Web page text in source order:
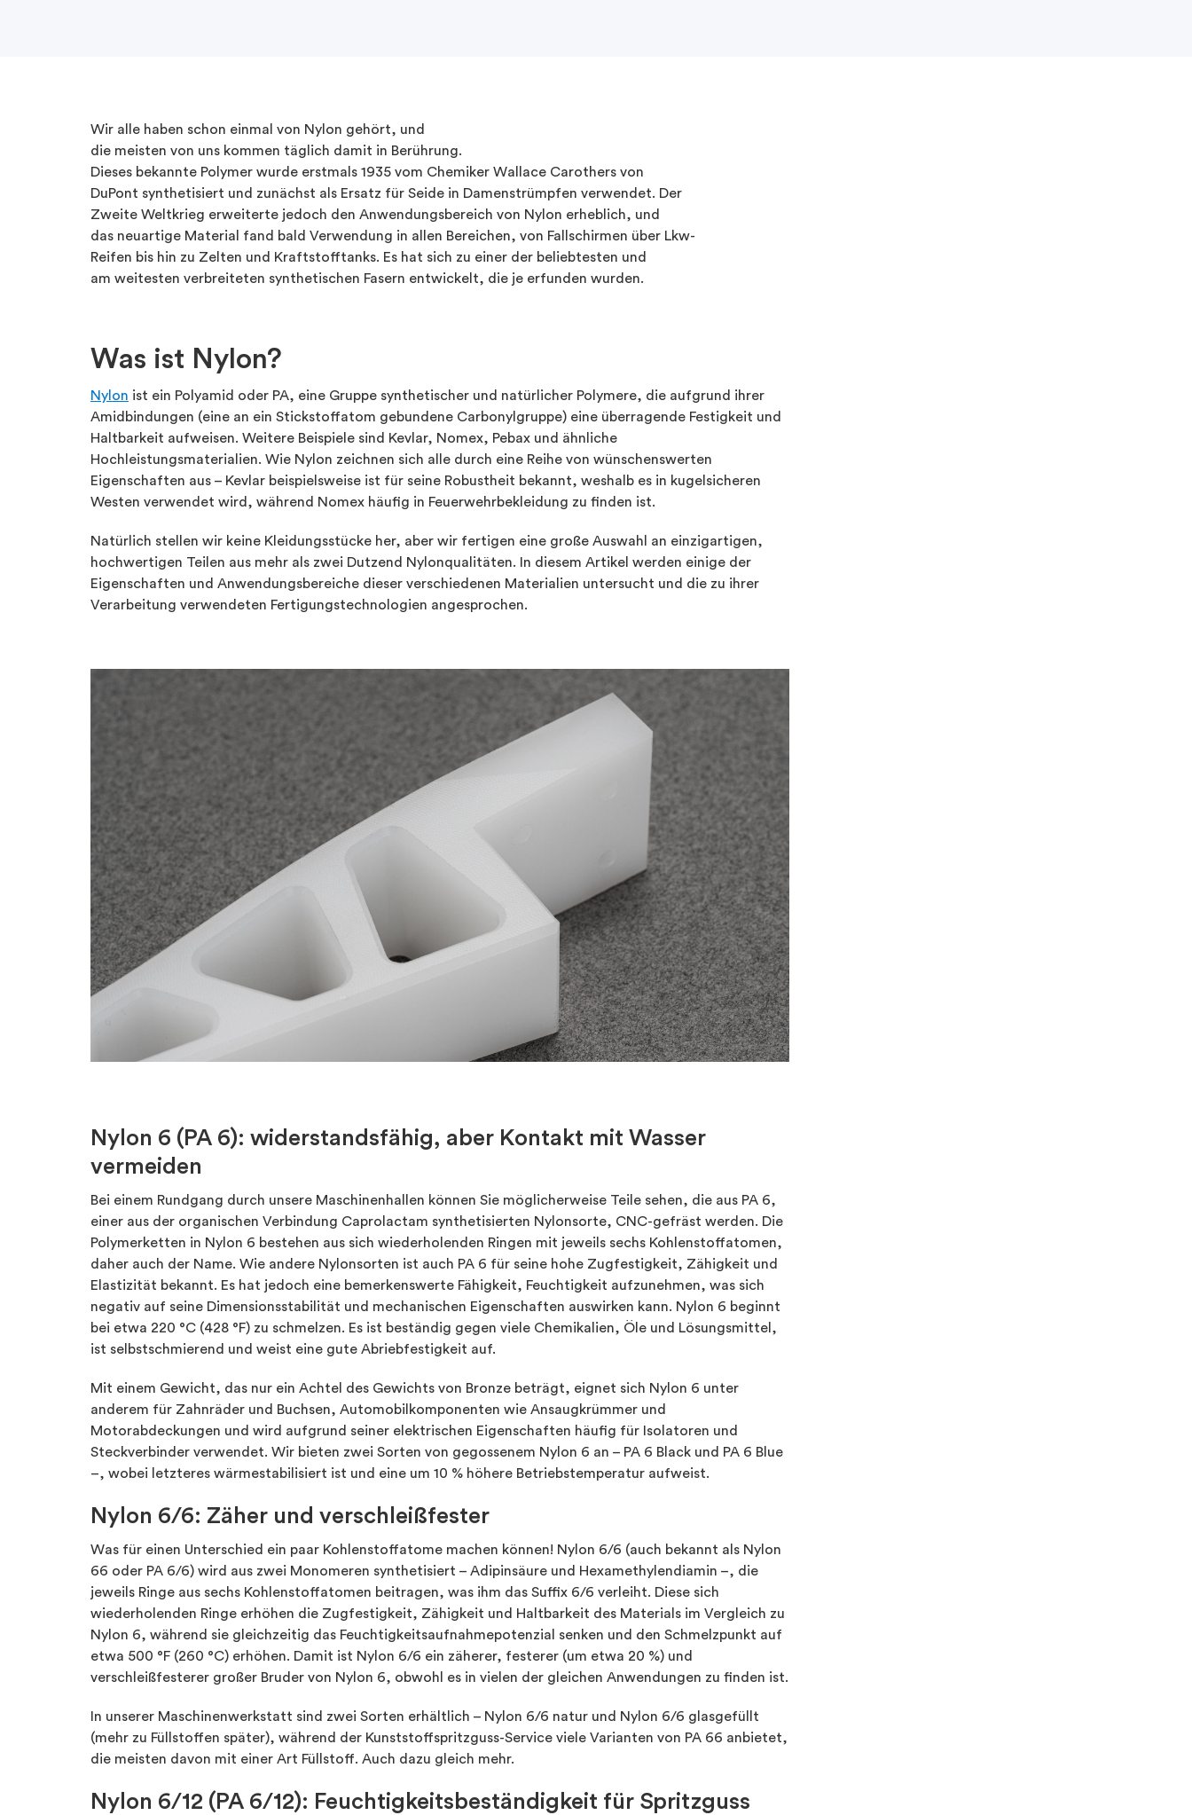
Wir alle haben schon einmal von Nylon gehört, und
die meisten von uns kommen täglich damit in Berührung.
Dieses bekannte Polymer wurde erstmals 1935 vom Chemiker Wallace Carothers von
DuPont synthetisiert und zunächst als Ersatz für Seide in Damenstrümpfen verwendet. Der
Zweite Weltkrieg erweiterte jedoch den Anwendungsbereich von Nylon erheblich, und
das neuartige Material fand bald Verwendung in allen Bereichen, von Fallschirmen über Lkw-
Reifen bis hin zu Zelten und Kraftstofftanks. Es hat sich zu einer der beliebtesten und
am weitesten verbreiteten synthetischen Fasern entwickelt, die je erfunden wurden.
Was ist Nylon?
Nylon ist ein Polyamid oder PA, eine Gruppe synthetischer und natürlicher Polymere, die aufgrund ihrer
Amidbindungen (eine an ein Stickstoffatom gebundene Carbonylgruppe) eine überragende Festigkeit und
Haltbarkeit aufweisen. Weitere Beispiele sind Kevlar, Nomex, Pebax und ähnliche
Hochleistungsmaterialien. Wie Nylon zeichnen sich alle durch eine Reihe von wünschenswerten
Eigenschaften aus – Kevlar beispielsweise ist für seine Robustheit bekannt, weshalb es in kugelsicheren
Westen verwendet wird, während Nomex häufig in Feuerwehrbekleidung zu finden ist.
Natürlich stellen wir keine Kleidungsstücke her, aber wir fertigen eine große Auswahl an einzigartigen,
hochwertigen Teilen aus mehr als zwei Dutzend Nylonqualitäten. In diesem Artikel werden einige der
Eigenschaften und Anwendungsbereiche dieser verschiedenen Materialien untersucht und die zu ihrer
Verarbeitung verwendeten Fertigungstechnologien angesprochen.
Nylon 6 (PA 6): widerstandsfähig, aber Kontakt mit Wasser
vermeiden
Bei einem Rundgang durch unsere Maschinenhallen können Sie möglicherweise Teile sehen, die aus PA 6,
einer aus der organischen Verbindung Caprolactam synthetisierten Nylonsorte, CNC-gefräst werden. Die
Polymerketten in Nylon 6 bestehen aus sich wiederholenden Ringen mit jeweils sechs Kohlenstoffatomen,
daher auch der Name. Wie andere Nylonsorten ist auch PA 6 für seine hohe Zugfestigkeit, Zähigkeit und
Elastizität bekannt. Es hat jedoch eine bemerkenswerte Fähigkeit, Feuchtigkeit aufzunehmen, was sich
negativ auf seine Dimensionsstabilität und mechanischen Eigenschaften auswirken kann. Nylon 6 beginnt
bei etwa 220 °C (428 °F) zu schmelzen. Es ist beständig gegen viele Chemikalien, Öle und Lösungsmittel,
ist selbstschmierend und weist eine gute Abriebfestigkeit auf.
Mit einem Gewicht, das nur ein Achtel des Gewichts von Bronze beträgt, eignet sich Nylon 6 unter
anderem für Zahnräder und Buchsen, Automobilkomponenten wie Ansaugkrümmer und
Motorabdeckungen und wird aufgrund seiner elektrischen Eigenschaften häufig für Isolatoren und
Steckverbinder verwendet. Wir bieten zwei Sorten von gegossenem Nylon 6 an – PA 6 Black und PA 6 Blue
–, wobei letzteres wärmestabilisiert ist und eine um 10 % höhere Betriebstemperatur aufweist.
Nylon 6/6: Zäher und verschleißfester
Was für einen Unterschied ein paar Kohlenstoffatome machen können! Nylon 6/6 (auch bekannt als Nylon
66 oder PA 6/6) wird aus zwei Monomeren synthetisiert – Adipinsäure und Hexamethylendiamin –, die
jeweils Ringe aus sechs Kohlenstoffatomen beitragen, was ihm das Suffix 6/6 verleiht. Diese sich
wiederholenden Ringe erhöhen die Zugfestigkeit, Zähigkeit und Haltbarkeit des Materials im Vergleich zu
Nylon 6, während sie gleichzeitig das Feuchtigkeitsaufnahmepotenzial senken und den Schmelzpunkt auf
etwa 500 °F (260 °C) erhöhen. Damit ist Nylon 6/6 ein zäherer, festerer (um etwa 20 %) und
verschleißfesterer großer Bruder von Nylon 6, obwohl es in vielen der gleichen Anwendungen zu finden ist.
In unserer Maschinenwerkstatt sind zwei Sorten erhältlich – Nylon 6/6 natur und Nylon 6/6 glasgefüllt
(mehr zu Füllstoffen später), während der Kunststoffspritzguss-Service viele Varianten von PA 66 anbietet,
die meisten davon mit einer Art Füllstoff. Auch dazu gleich mehr.
Nylon 6/12 (PA 6/12): Feuchtigkeitsbeständigkeit für Spritzguss